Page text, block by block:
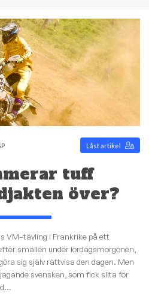
Låst artikel
tuff
över?
VM–tävling i Frankrike på ett
smällen under lördagsmorgonen,
sig själv rättvisa den dagen. Men
svensken, som fick slita för